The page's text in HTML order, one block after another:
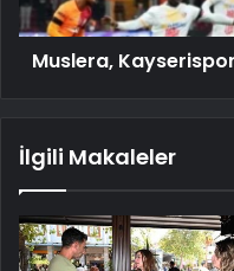
Muslera,
İlgili Makaleler